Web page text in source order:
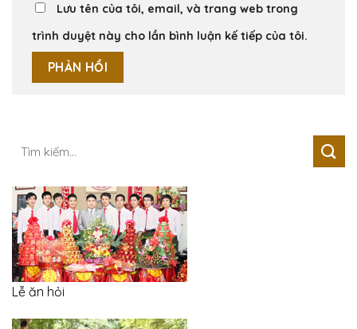
Lưu tên của tôi, email, và trang web trong
trình duyệt này cho lần bình luận kế tiếp của tôi.
Lễ ăn hỏi